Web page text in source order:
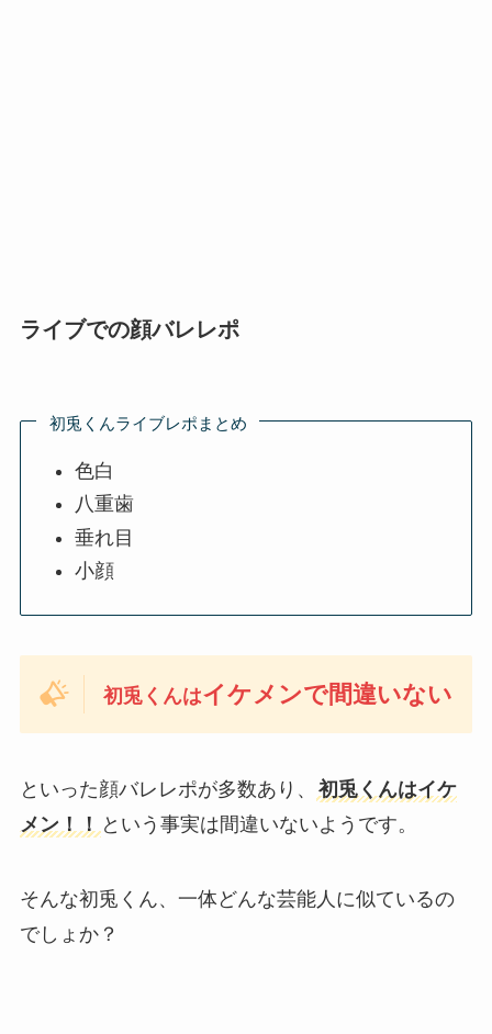
ライブでの顔バレレポ
初兎くんライブレポまとめ
色白
八重歯
垂れ目
小顔
初兎くんはイケメンで間違いない
といった顔バレレポが多数あり、
初兎くんはイケ
メン！！ という事実は間違いないようです。
そんな初兎くん、一体どんな芸能人に似ているの
でしょか？